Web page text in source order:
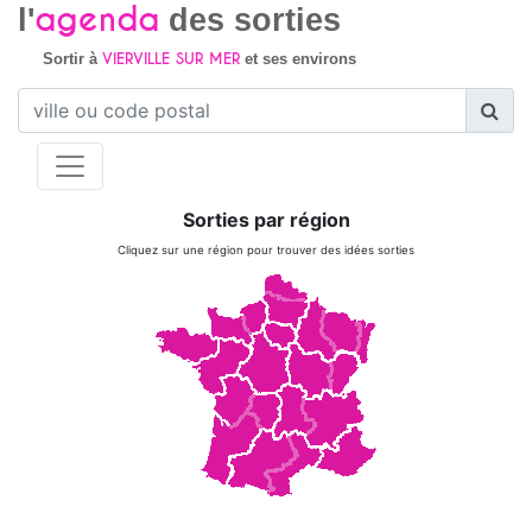
l'agenda des sorties
Sortir à VIERVILLE SUR MERet ses environs
Sorties par région
Cliquez sur une région pour trouver des idées sorties